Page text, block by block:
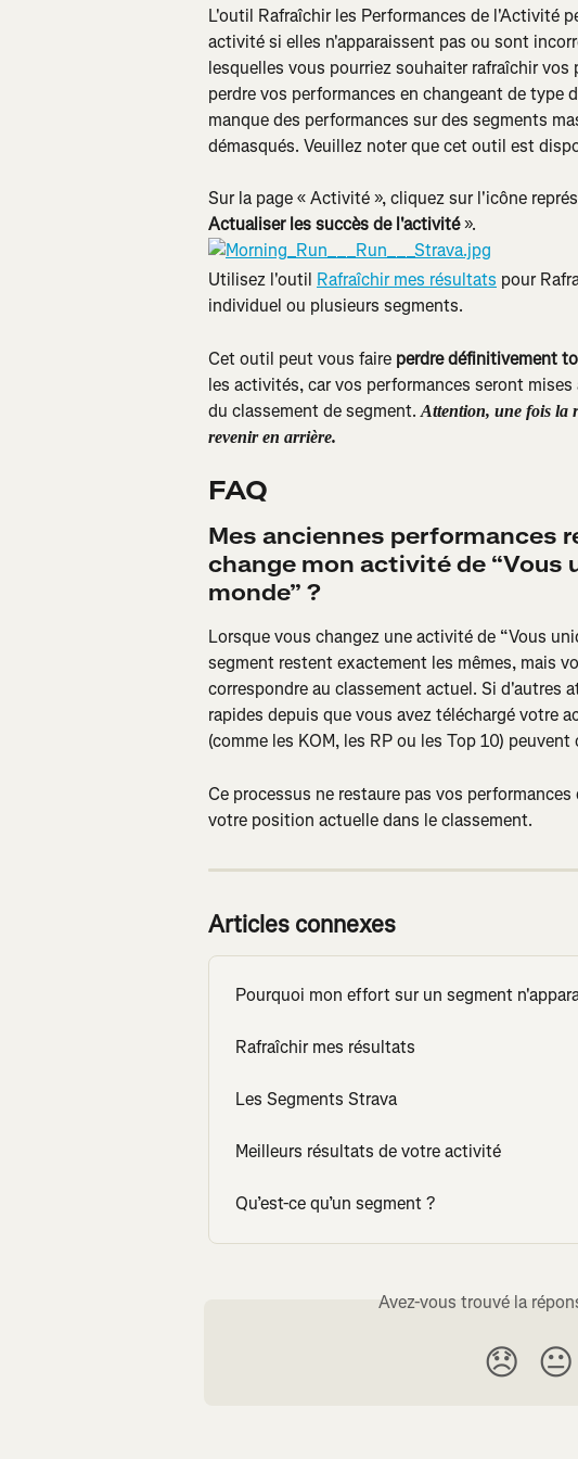
L'outil Rafraîchir les Performances de l'Activité
activité si elles n'apparaissent pas ou sont
lesquelles vous pourriez souhaiter rafraîchir
perdre vos performances en changeant de
manque des performances sur des segments
démasqués. Veuillez noter que cet outil est
Sur la page « Activité », cliquez sur l'icône
Actualiser les succès de l'activité ».
Utilisez l'outil Rafraîchir mes résultats pour
individuel ou plusieurs segments.
Cet outil peut vous faire perdre définitivement
les activités, car vos performances seront
du classement de segment. Attention, une fois la
revenir en arrière.
FAQ
Mes anciennes performances
change mon activité de “Vous
monde” ?
Lorsque vous changez une activité de “Vous
segment restent exactement les mêmes, mais
correspondre au classement actuel. Si d'autres
rapides depuis que vous avez téléchargé votre
(comme les KOM, les RP ou les Top 10) peuvent
Ce processus ne restaure pas vos
votre position actuelle dans le classement.
Articles connexes
Pourquoi mon effort sur un segment
Rafraîchir mes résultats
Les Segments Strava
Meilleurs résultats de votre activité
Qu’est-ce qu’un segment ?
Avez-vous trouvé la
😞 😐